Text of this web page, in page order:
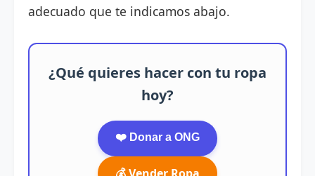
adecuado que te indicamos abajo.
¿Qué quieres hacer con tu ropa
hoy?
❤️ Donar a ONG